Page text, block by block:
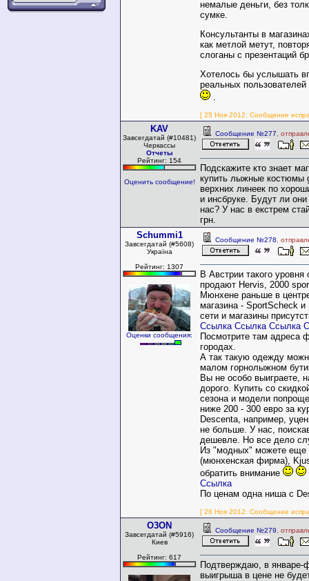
немалые деньги, без
сумке.
Консультанты в
как метлой метут,
слоганы с презентаций
Хотелось бы услышать
реальных
.
[ 25 Ноя 2012: Сообщение
KAV
Завсегдатай (#10481)
Черкассы
Отчеты
Рейтинг: 154
Оценить сообщение!
Сообщение №277 ,
Подскажите кто знает
купить лыжные костюмы
верхних линеек по
и инсбруке. Будут ли
нас? У нас в екстрем
грн.
Schummi1
Завсегдатай (#5608)
Україна
Рейтинг: 1307
Оценки сообщения:
Сообщение №278 ,
В Австрии такого
продают Hervis, 2000
Мюнхене раньше в
магазина - SportScheck
сети и магазины
Ссылка Ссылка Ссылка
Посмотрите там адреса
городах.
А так такую одежду
малом горнолыжном
Вы не особо выиграете,
дорого. Купить со
сезона и модели
ниже 200 - 300 евро за
Descenta, например,
не больше. У нас,
дешевле. Но все дело
Из "модных" можете еще
(мюнхенская фирма),
обратить внимание
Ссылка
По ценам одна ниша с
[ 26 Ноя 2012: Сообщение
O3ON
Завсегдатай (#5916)
Киев
Рейтинг: 617
Сообщение №279 ,
Подтверждаю, в январе-
выигрыша в цене не